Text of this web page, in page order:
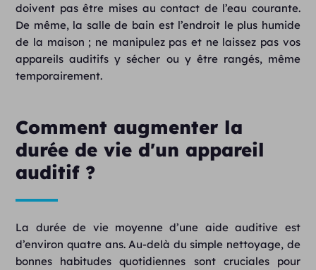
doivent pas être mises au contact de l’eau courante.
De même, la salle de bain est l’endroit le plus humide
de la maison ; ne manipulez pas et ne laissez pas vos
appareils auditifs y sécher ou y être rangés, même
temporairement.
Comment augmenter la
durée de vie d'un appareil
auditif ?
La durée de vie moyenne d’une aide auditive est
d’environ quatre ans. Au-delà du simple nettoyage, de
bonnes habitudes quotidiennes sont cruciales pour